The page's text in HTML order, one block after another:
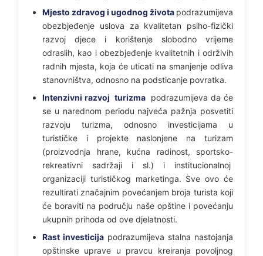
Mjesto zdravog i ugodnog života podrazumijeva
obezbjeđenje uslova za kvalitetan psiho-fizički
razvoj djece i korištenje slobodno vrijeme
odraslih, kao i obezbjeđenje kvalitetnih i održivih
radnih mjesta, koja će uticati na smanjenje odliva
stanovništva, odnosno na podsticanje povratka.
Intenzivni razvoj turizma podrazumijeva da će
se u narednom periodu najveća pažnja posvetiti
razvoju turizma, odnosno investicijama u
turističke i projekte naslonjene na turizam
(proizvodnja hrane, kućna radinost, sportsko-
rekreativni sadržaji i sl.) i institucionalnoj
organizaciji turističkog marketinga. Sve ovo će
rezultirati značajnim povećanjem broja turista koji
će boraviti na području naše opštine i povećanju
ukupnih prihoda od ove djelatnosti.
Rast investicija podrazumijeva stalna nastojanja
opštinske uprave u pravcu kreiranja povoljnog